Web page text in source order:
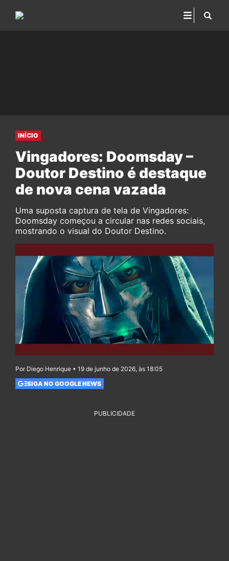
INÍCIO
Vingadores: Doomsday –
Doutor Destino é destaque
de nova cena vazada
Uma suposta captura de tela de Vingadores:
Doomsday começou a circular nas redes sociais,
mostrando o visual do Doutor Destino.
Por Diego Henrique • 19 de junho de 2026, às 18:05
SIGA NO GOOGLE NEWS
PUBLICIDADE